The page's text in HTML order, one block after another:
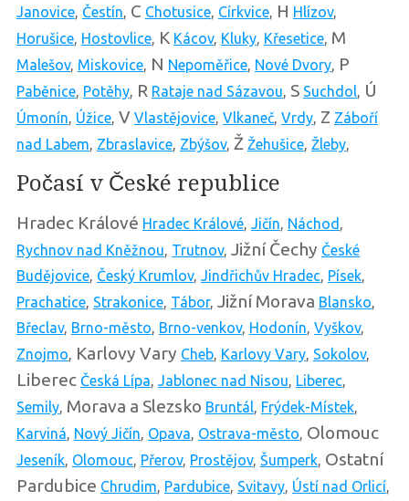
Janovice, Čestín, C Chotusice, Církvice, H Hlízov,
Horušice, Hostovlice, K Kácov, Kluky, Křesetice, M
Malešov, Miskovice, N Nepoměřice, Nové Dvory, P
Paběnice, Potěhy, R Rataje nad Sázavou, S Suchdol, Ú
Úmonín, Úžice, V Vlastějovice, Vlkaneč, Vrdy, Z Záboří
nad Labem, Zbraslavice, Zbýšov, Ž Žehušice, Žleby,
Počasí v České republice
Hradec Králové Hradec Králové, Jičín, Náchod ,
Rychnov nad Kněžnou, Trutnov, Jižní Čechy České
Budějovice, Český Krumlov, Jindřichův Hradec, Písek,
Prachatice, Strakonice, Tábor, Jižní Morava Blansko,
Břeclav, Brno-město, Brno-venkov, Hodonín, Vyškov,
Znojmo, Karlovy Vary Cheb, Karlovy Vary, Sokolov,
Liberec Česká Lípa, Jablonec nad Nisou, Liberec,
Semily, Morava a Slezsko Bruntál, Frýdek-Místek,
Karviná, Nový Jičín, Opava, Ostrava-město, Olomouc
Jeseník, Olomouc, Přerov, Prostějov, Šumperk, Ostatní
Pardubice Chrudim, Pardubice, Svitavy, Ústí nad Orlicí,